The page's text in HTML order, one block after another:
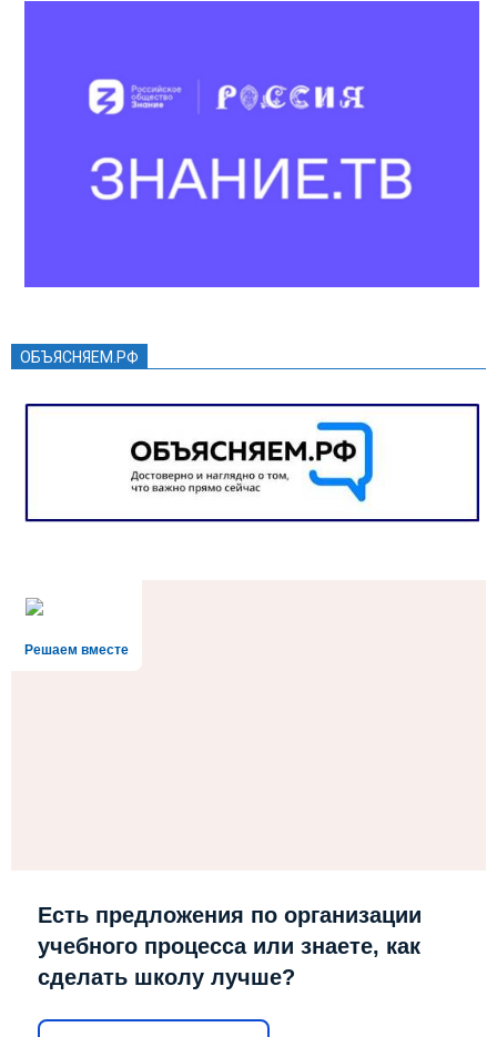
ОБЪЯСНЯЕМ.РФ
Решаем вместе
Есть предложения по организации
учебного процесса или знаете, как
сделать школу лучше?